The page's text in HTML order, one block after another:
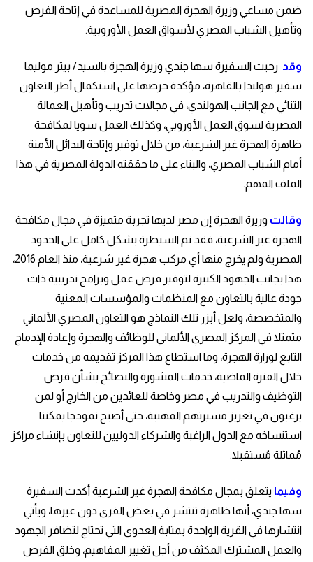
ضمن مساعي وزيرة الهجرة المصرية للمساعدة في إتاحة الفرص
وتأهيل الشباب المصري لأسواق العمل الأوروبية.
وقد رحبت السفيرة سها جندي وزيرة الهجرة بالسيد/ بيتر موليما
سفير هولندا بالقاهرة، مؤكدة حرصها على استكمال أطر التعاون
الثنائي مع الجانب الهولندي، في مجالات تدريب وتأهيل العمالة
المصرية لسوق العمل الأوروبي، وكذلك العمل سويا لمكافحة
ظاهرة الهجرة غير الشرعية، من خلال توفير وإتاحة البدائل الأمنة
أمام الشباب المصري، والبناء على ما حققته الدولة المصرية في هذا
الملف المهم.
وقالت وزيرة الهجرة إن مصر لديها تجربة متميزة في مجال مكافحة
الهجرة غير الشرعية، فقد تم السيطرة بشكل كامل على الحدود
المصرية ولم يخرج منها أي مركب هجرة غير شرعية، منذ العام 2016،
هذا بجانب الجهود الكبيرة لتوفير فرص عمل وبرامج تدريبية ذات
جودة عالية بالتعاون مع المنظمات والمؤسسات المعنية
والمتخصصة، ولعل أبزر تلك النماذج هو التعاون المصري الألماني
متمثلا في المركز المصري الألماني للوظائف والهجرة وإعادة الإدماج
التابع لوزارة الهجرة، وما استطاع هذا المركز تقديمه من خدمات
خلال الفترة الماضية، خدمات المشورة والنصائح بشأن فرص
التوظيف والتدريب في مصر وخاصة للعائدين من الخارج أو لمن
يرغبون في تعزيز مسيرتهم المهنية، حتى أصبح نموذجا يمكننا
استنساخه مع الدول الراغبة والشركاء الدوليين للتعاون بإنشاء مراكز
مُماثلة مُستقبلا.
وفيما يتعلق بمجال مكافحة الهجرة غير الشرعية أكدت السفيرة
سها جندي، أنها ظاهرة تنتشر في بعض القرى دون غيرها، ويأتي
انتشارها في القرية الواحدة بمثابة العدوى التي تحتاج لتضافر الجهود
والعمل المشترك المكثف من أجل تغيير المفاهيم، وخلق الفرص